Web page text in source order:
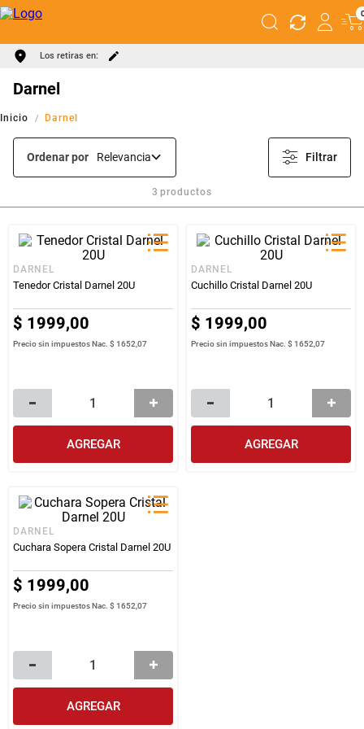
Los retiras en:
Darnel
Darnel
Ordenar por Relevancia Filtrar
3 productos
DARNEL
Tenedor Cristal Darnel 20U
$ 1999,00
Precio sin impuestos Nac.$ 1652,07
AGREGAR
DARNEL
Cuchillo Cristal Darnel 20U
$ 1999,00
Precio sin impuestos Nac.$ 1652,07
AGREGAR
DARNEL
Cuchara Sopera Cristal Darnel 20U
$ 1999,00
Precio sin impuestos Nac.$ 1652,07
AGREGAR